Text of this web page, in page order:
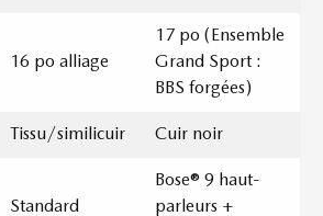
16 po alliage
17 po (Ensemble
Grand Sport :
BBS forgées)
Tissu/similicuir Cuir noir
Standard
Bose® 9 haut-
parleurs +